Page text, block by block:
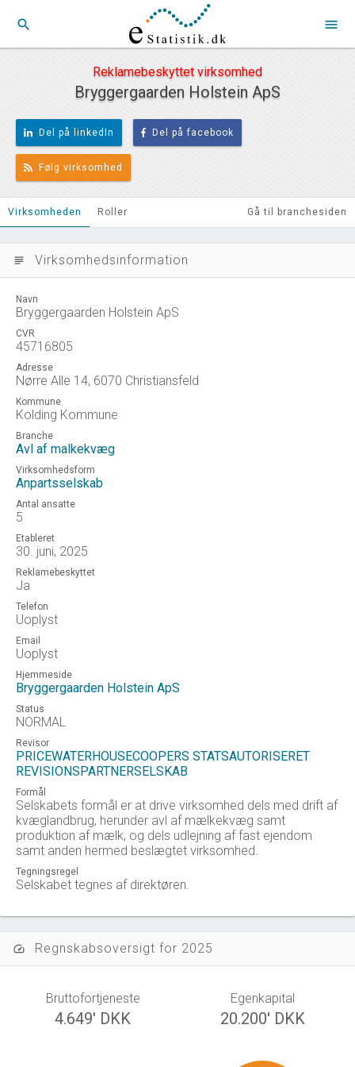
search menu
Reklamebeskyttet virksomhed
Bryggergaarden Holstein ApS
Del på linkedIn Del på facebook
Følg virksomhed
Virksomheden Roller Gå til branchesiden
subject Virksomhedsinformation
Navn
Bryggergaarden Holstein ApS
CVR
45716805
Adresse
Nørre Alle 14, 6070 Christiansfeld
Kommune
Kolding Kommune
Branche
Avl af malkekvæg
Virksomhedsform
Anpartsselskab
Antal ansatte
5
Etableret
30. juni, 2025
Reklamebeskyttet
Ja
Telefon
Uoplyst
Email
Uoplyst
Hjemmeside
Bryggergaarden Holstein ApS
Status
NORMAL
Revisor
PRICEWATERHOUSECOOPERS STATSAUTORISERET
REVISIONSPARTNERSELSKAB
Formål
Selskabets formål er at drive virksomhed dels med drift af
kvæglandbrug, herunder avl af mælkekvæg samt
produktion af mælk, og dels udlejning af fast ejendom
samt anden hermed beslægtet virksomhed.
Tegningsregel
Selskabet tegnes af direktøren.
speed Regnskabsoversigt for 2025
Bruttofortjeneste
4.649' DKK
Egenkapital
20.200' DKK